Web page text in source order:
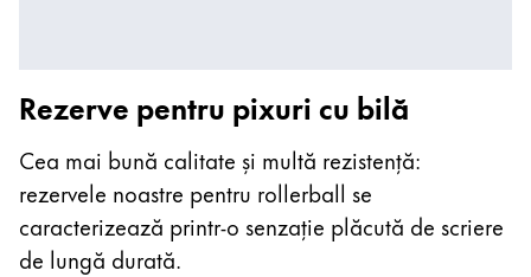
Rezerve pentru pixuri cu bilă
Cea mai bună calitate și multă rezistență:
rezervele noastre pentru rollerball se
caracterizează printr-o senzație plăcută de scriere
de lungă durată.